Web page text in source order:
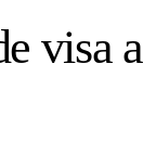
visa a